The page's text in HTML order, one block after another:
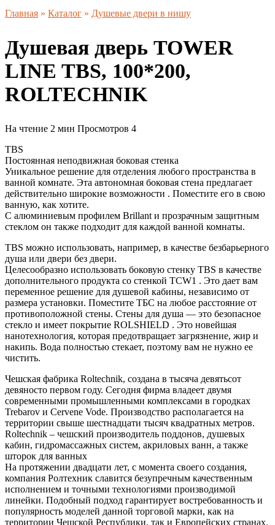
Главная » Каталог » Душевые двери в нишу
Душевая дверь TOWER
LINE TBS, 100*200,
ROLTECHNIK
На чтение 2 мин Просмотров 4
TBS
Постоянная неподвижная боковая стенка
Уникальное решение для отделения любого пространства в
ванной комнате. Эта автономная боковая стена предлагает
действительно широкие возможности . Поместите его в свою
ванную, как хотите.
С алюминиевым профилем Brillant и прозрачным защитным
стеклом он также подходит для каждой ванной комнаты.
TBS можно использовать, например, в качестве безбарьерного
душа или двери без двери.
Целесообразно использовать боковую стенку TBS в качестве
дополнительного продукта со стенкой TCW1 . Это дает вам
переменное решение для душевой кабины, независимо от
размера установки. Поместите ТБС на любое расстояние от
противоположной стены. Стены для душа — это безопасное
стекло и имеет покрытие ROLSHIELD . Это новейшая
нанотехнология, которая предотвращает загрязнение, жир и
накипь. Вода полностью стекает, поэтому вам не нужно ее
чистить.
Чешская фабрика Roltechnik, создана в тысяча девятьсот
девяносто первом году. Сегодня фирма владеет двумя
современными промышленными комплексами в городках
Trebarov и Cervene Vode. Производство располагается на
территории свыше шестнадцати тысяч квадратных метров.
Roltechnik – чешский производитель поддонов, душевых
кабин, гидромассажных систем, акриловых ванн, а также
шторок для ванных
На протяжении двадцати лет, с момента своего создания,
компания Ролтехник славится безупречным качественным
исполнением и точными технологиями производимой
линейки. Подобный подход гарантирует востребованность и
популярность моделей данной торговой марки, как на
территории Чешской Республики, так и Европейских странах.